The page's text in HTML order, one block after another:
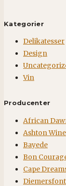
Kategorier
Delikatesser
Design
Vin
Producenter
African
Ashton
Bayede
Bon
Cape